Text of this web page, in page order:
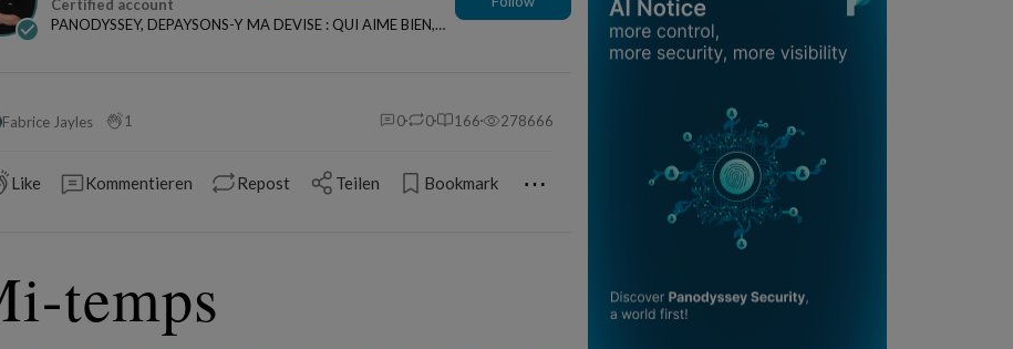
PANODYSSEY, DEPAYSONS-Y MA DEVISE : QUI AIME BIEN,
Fabrice Jayles 1 0 0 166 278666
Like Kommentieren Repost Teilen Bookmark ⋯
temps